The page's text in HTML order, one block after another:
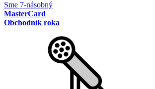
Sme 7-násobný
MasterCard
Obchodník roka